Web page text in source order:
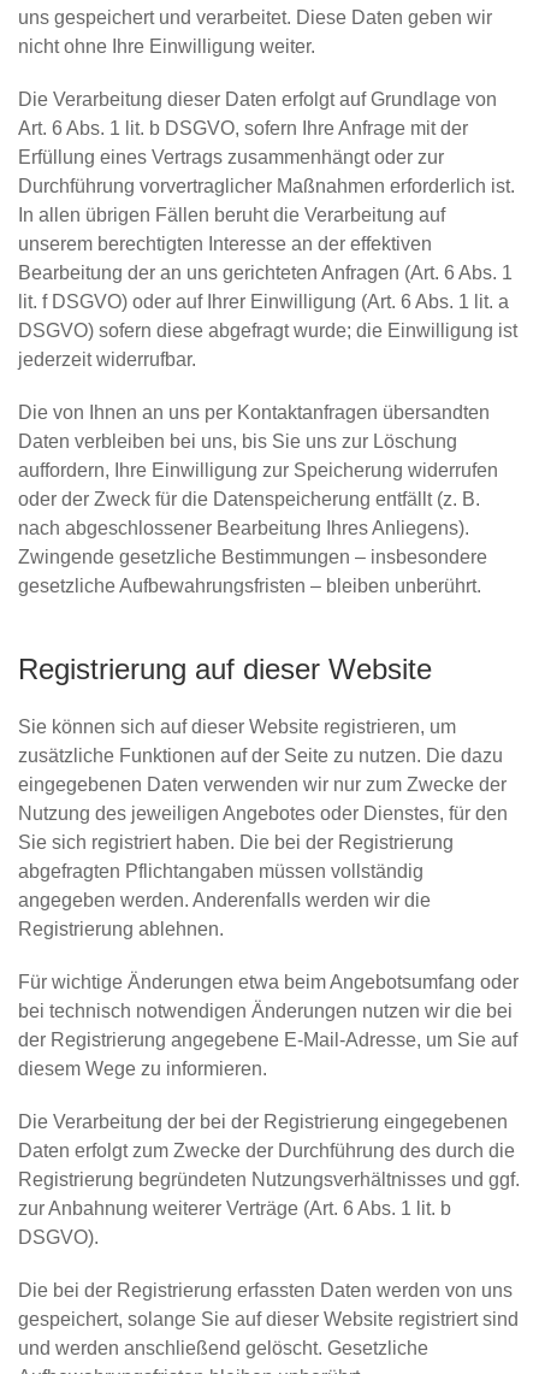
uns gespeichert und verarbeitet. Diese Daten geben wir
nicht ohne Ihre Einwilligung weiter.
Die Verarbeitung dieser Daten erfolgt auf Grundlage von
Art. 6 Abs. 1 lit. b DSGVO, sofern Ihre Anfrage mit der
Erfüllung eines Vertrags zusammenhängt oder zur
Durchführung vorvertraglicher Maßnahmen erforderlich ist.
In allen übrigen Fällen beruht die Verarbeitung auf
unserem berechtigten Interesse an der effektiven
Bearbeitung der an uns gerichteten Anfragen (Art. 6 Abs. 1
lit. f DSGVO) oder auf Ihrer Einwilligung (Art. 6 Abs. 1 lit. a
DSGVO) sofern diese abgefragt wurde; die Einwilligung ist
jederzeit widerrufbar.
Die von Ihnen an uns per Kontaktanfragen übersandten
Daten verbleiben bei uns, bis Sie uns zur Löschung
auffordern, Ihre Einwilligung zur Speicherung widerrufen
oder der Zweck für die Datenspeicherung entfällt (z. B.
nach abgeschlossener Bearbeitung Ihres Anliegens).
Zwingende gesetzliche Bestimmungen – insbesondere
gesetzliche Aufbewahrungsfristen – bleiben unberührt.
Registrierung auf dieser Website
Sie können sich auf dieser Website registrieren, um
zusätzliche Funktionen auf der Seite zu nutzen. Die dazu
eingegebenen Daten verwenden wir nur zum Zwecke der
Nutzung des jeweiligen Angebotes oder Dienstes, für den
Sie sich registriert haben. Die bei der Registrierung
abgefragten Pflichtangaben müssen vollständig
angegeben werden. Anderenfalls werden wir die
Registrierung ablehnen.
Für wichtige Änderungen etwa beim Angebotsumfang oder
bei technisch notwendigen Änderungen nutzen wir die bei
der Registrierung angegebene E-Mail-Adresse, um Sie auf
diesem Wege zu informieren.
Die Verarbeitung der bei der Registrierung eingegebenen
Daten erfolgt zum Zwecke der Durchführung des durch die
Registrierung begründeten Nutzungsverhältnisses und ggf.
zur Anbahnung weiterer Verträge (Art. 6 Abs. 1 lit. b
DSGVO).
Die bei der Registrierung erfassten Daten werden von uns
gespeichert, solange Sie auf dieser Website registriert sind
und werden anschließend gelöscht. Gesetzliche